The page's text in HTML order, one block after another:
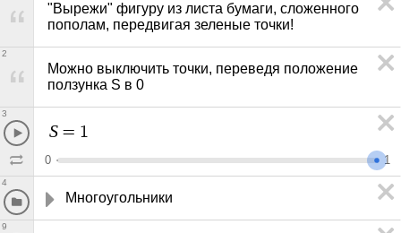
"Вырежи" фигуру из листа бумаги, сложенного
пополам, передвигая зеленые точки!
Можно выключить точки, переведя положение
ползунка S в 0
2
S = 1
0 1
3
Многоугольники
4
9